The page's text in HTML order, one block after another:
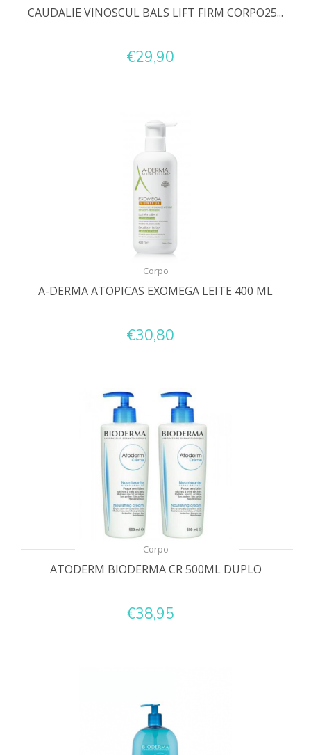
CAUDALIE VINOSCUL BALS LIFT FIRM CORPO25...
€29,90
Corpo
A-DERMA ATOPICAS EXOMEGA LEITE 400 ML
€30,80
Corpo
ATODERM BIODERMA CR 500ML DUPLO
€38,95